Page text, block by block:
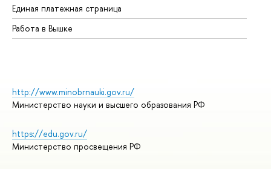
Единая платежная страница
Работа в Вышке
http://www.minobrnauki.gov.ru/
Министерство науки и высшего образования РФ
https://edu.gov.ru/
Министерство просвещения РФ